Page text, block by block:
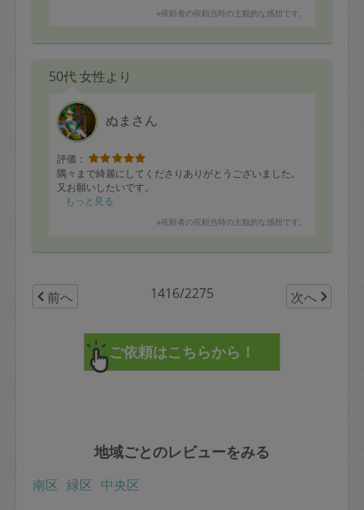
※依頼者の依頼当時の主観的な感想です。
50代 女性より
ぬまさん
評価：
隅々まで綺麗にしてくださりありがとうございました。
又お願いしたいです。
もっと見る
※依頼者の依頼当時の主観的な感想です。
前へ 1416/2275 次へ
地域ごとのレビューをみる
南区 緑区 中央区